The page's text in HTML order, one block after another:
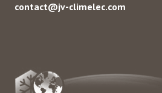
contact@jv-climelec.com